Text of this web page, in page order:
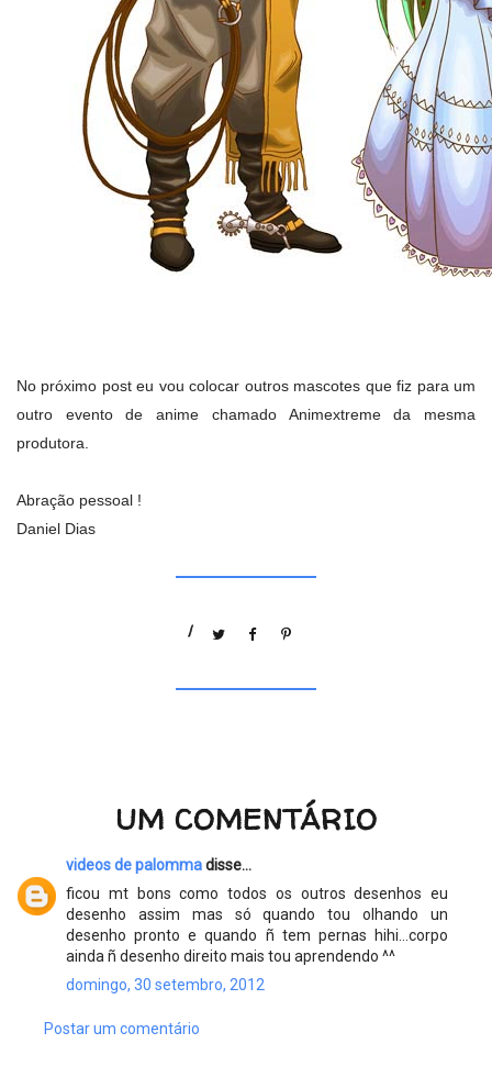
No próximo post eu vou colocar outros mascotes que fiz para um
outro evento de anime chamado Animextreme da mesma
produtora.
Abração pessoal !
Daniel Dias
/
UM COMENTÁRIO
videos de palommadisse...
ficou mt bons como todos os outros desenhos eu
desenho assim mas só quando tou olhando un
desenho pronto e quando ñ tem pernas hihi...corpo
ainda ñ desenho direito mais tou aprendendo ^^
domingo, 30 setembro, 2012
Postar um comentário